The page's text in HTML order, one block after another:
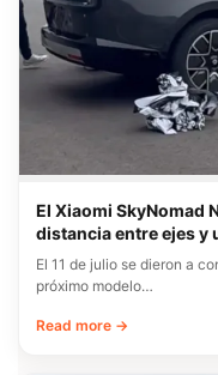
El Xiaomi SkyNomad
distancia entre ejes y
El 11 de julio se dieron a
próximo modelo…
Read more →